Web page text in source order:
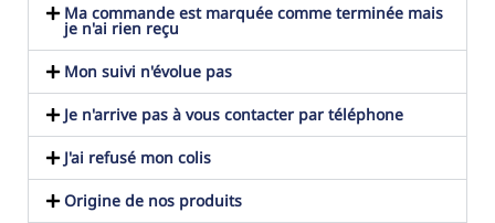
Ma commande est marquée comme terminée mais
je n'ai rien reçu
Mon suivi n'évolue pas
Je n'arrive pas à vous contacter par téléphone
J'ai refusé mon colis
Origine de nos produits